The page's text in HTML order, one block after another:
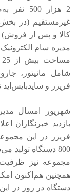
غیرمستقیم (در
کالا و پس از فروش)
شامل مانیتور،
فریزر و سایدبایس‌اید
شهریور امسال
بازدید خبرنگاران
800 دستگاه
دستگاه در روز در